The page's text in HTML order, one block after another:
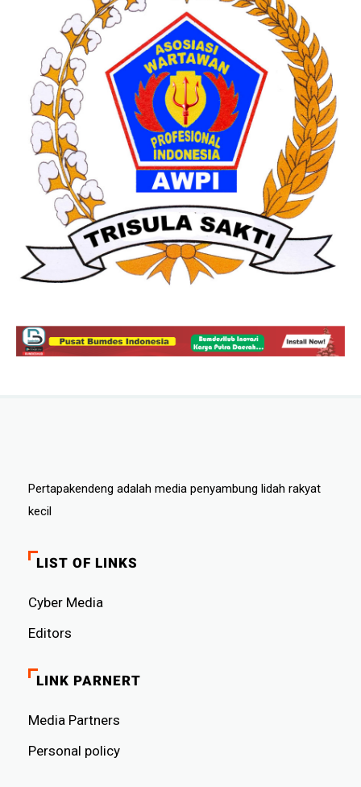
Pertapakendeng adalah media penyambung lidah rakyat
kecil
LIST OF LINKS
Cyber ​​Media
Editors
LINK PARNERT
Media Partners
Personal policy